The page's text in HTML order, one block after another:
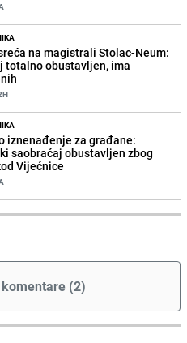
na magistrali Stolac-Neum:
totalno obustavljen, ima
iznenađenje za građane:
saobraćaj obustavljen zbog
Vijećnice
(2)